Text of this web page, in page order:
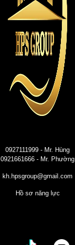
0927111999 - Mr. Hùng
0921661666 - Mr. Phường
kh.hpsgroup@gmail.com
Hồ sơ năng lực